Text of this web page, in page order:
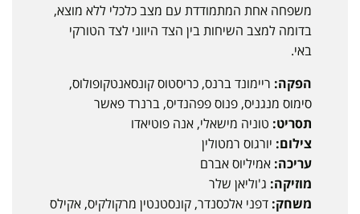
משפחה אחת המתמודדת עם מצב כלכלי ללא מוצא,
בדומה למצב השיחות בין הצד היווני לצד הטורקי
באי.
הפקה: ריימונד ברנס, כריסטוס קונסאנטקופולוס,
סימוס מנגניס, פנוס פפהנדיס, ברנרד פאשר
תסריט: טוניה מישאלי, אנה פוטיאדו
צילום: יורגוס רמטולין
עריכה: אמיליוס אברם
מוזיקה: ג'וליאן שלר
משחק: דפני אלכסנדר, קונסטנטין מרקולקיס, אקילס